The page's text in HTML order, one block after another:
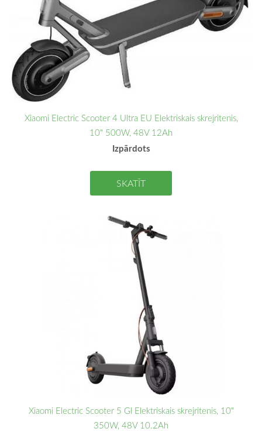
Xiaomi Electric Scooter 4 Ultra EU Elektriskais skrejritenis,
10" 500W, 48V 12Ah
Izpārdots
SKATĪT
Xiaomi Electric Scooter 5 Gl Elektriskais skrejritenis, 10"
350W, 48V 10.2Ah